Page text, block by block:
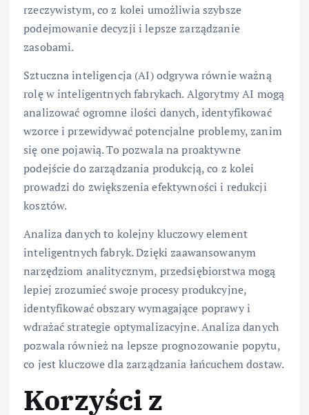
rzeczywistym, co z kolei umożliwia szybsze
podejmowanie decyzji i lepsze zarządzanie
zasobami.
Sztuczna inteligencja (AI) odgrywa równie ważną
rolę w inteligentnych fabrykach. Algorytmy AI mogą
analizować ogromne ilości danych, identyfikować
wzorce i przewidywać potencjalne problemy, zanim
się one pojawią. To pozwala na proaktywne
podejście do zarządzania produkcją, co z kolei
prowadzi do zwiększenia efektywności i redukcji
kosztów.
Analiza danych to kolejny kluczowy element
inteligentnych fabryk. Dzięki zaawansowanym
narzędziom analitycznym, przedsiębiorstwa mogą
lepiej zrozumieć swoje procesy produkcyjne,
identyfikować obszary wymagające poprawy i
wdrażać strategie optymalizacyjne. Analiza danych
pozwala również na lepsze prognozowanie popytu,
co jest kluczowe dla zarządzania łańcuchem dostaw.
Korzyści z